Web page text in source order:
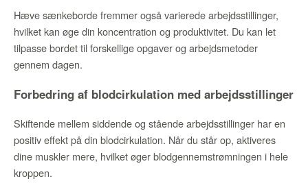
Hæve sænkeborde fremmer også varierede arbejdsstillinger,
hvilket kan øge din koncentration og produktivitet. Du kan let
tilpasse bordet til forskellige opgaver og arbejdsmetoder
gennem dagen.
Forbedring af blodcirkulation med arbejdsstillinger
Skiftende mellem siddende og stående arbejdsstillinger har en
positiv effekt på din blodcirkulation. Når du står op, aktiveres
dine muskler mere, hvilket øger blodgennemstrømningen i hele
kroppen.